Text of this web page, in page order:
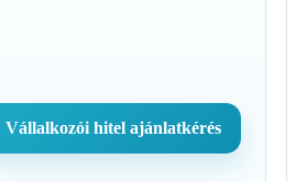
Vállalkozói hitel ajánlatkérés